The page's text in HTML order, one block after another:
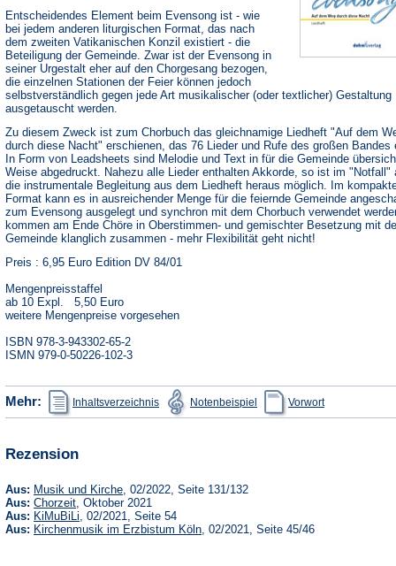
Entscheidendes Element beim Evensong ist - wie
bei jedem anderen liturgischen Format, das nach
dem zweiten Vatikanischen Konzil existiert - die
Beteiligung der Gemeinde. Zwar ist der Evensong in
seiner Urgestalt eher auf den Chorgesang bezogen,
die einzelnen Stationen der Feier können jedoch
selbstverständlich gegen jede Art musikalischer (oder textlicher) Gestaltung
ausgetauscht werden.
Zu diesem Zweck ist zum Chorbuch das gleichnamige Liedheft "Auf dem
durch diese Nacht" erschienen, das 76 Lieder und Rufe des großen Bandes
In Form von Leadsheets sind Melodie und Text in für die Gemeinde
Weise abgedruckt. Nahezu alle Lieder enthalten Akkorde, so ist im "Notfall"
die instrumentale Begleitung aus dem Liedheft heraus möglich. Im
Format kann es in ausreichender Menge für die feiernde Gemeinde
zum Evensong ausgelegt und synchron mit dem Chorbuch verwendet
kommen am Ende Chöre in Oberstimmen- und gemischter Besetzung mit
Gemeinde klanglich zusammen - mehr Flexibilität geht nicht!
Preis : 6,95 Euro Edition DV 84/01
Mengenpreisstaffel
ab 10 Expl. 5,50 Euro
weitere Mengenpreise vorgesehen
ISBN 978-3-943302-65-2
ISMN 979-0-50226-102-3
Mehr: Inhaltsverzeichnis
(Öffnet
in
einem
Notenbeispiel
(Öffnet
in
einem
Vorwortin
einem
Rezension
Aus: Musik und Kirche(Öffnet
in
einem
neuen
Tab)
, 02/2022, Seite 131/132
Aus: Chorzeit(Öffnet
in
einem
neuen
, Oktober 2021
Aus: KiMuBiLi (Öffnet
in
, 02/2021, Seite 54
Aus: Kirchenmusik im Erzbistum Köln(Öffnet
, 02/2021, Seite 45/46